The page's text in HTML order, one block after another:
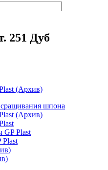
251 Дуб
(Архив)
шпона
(Архив)
GP Plast